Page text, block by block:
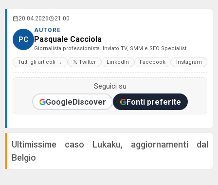
20.04.2026 21:00
PC
AUTORE
Pasquale Cacciola
Giornalista professionista. Inviato TV, SMM e SEO Specialist
Tutti gli articoli → 𝕏 Twitter LinkedIn Facebook Instagram
Seguici su
GoogleDiscover Fonti preferite
Ultimissime caso Lukaku, aggiornamenti dal
Belgio